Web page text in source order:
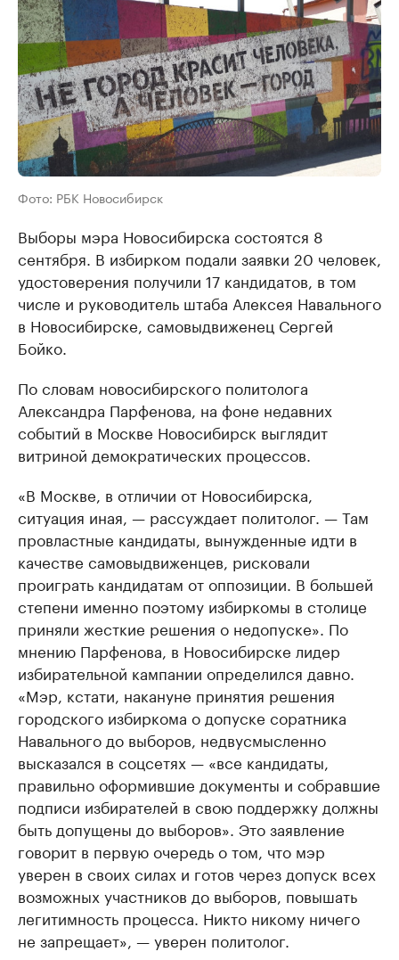
Фото: РБК Новосибирск
Выборы мэра Новосибирска состоятся 8
сентября. В избирком подали заявки 20 человек,
удостоверения получили 17 кандидатов, в том
числе и руководитель штаба Алексея Навального
в Новосибирске, самовыдвиженец Сергей
Бойко.
По словам новосибирского политолога
Александра Парфенова, на фоне недавних
событий в Москве Новосибирск выглядит
витриной демократических процессов.
«В Москве, в отличии от Новосибирска,
ситуация иная, — рассуждает политолог. — Там
провластные кандидаты, вынужденные идти в
качестве самовыдвиженцев, рисковали
проиграть кандидатам от оппозиции. В большей
степени именно поэтому избиркомы в столице
приняли жесткие решения о недопуске». По
мнению Парфенова, в Новосибирске лидер
избирательной кампании определился давно.
«Мэр, кстати, накануне принятия решения
городского избиркома о допуске соратника
Навального до выборов, недвусмысленно
высказался в соцсетях — «все кандидаты,
правильно оформившие документы и собравшие
подписи избирателей в свою поддержку должны
быть допущены до выборов». Это заявление
говорит в первую очередь о том, что мэр
уверен в своих силах и готов через допуск всех
возможных участников до выборов, повышать
легитимность процесса. Никто никому ничего
не запрещает», — уверен политолог.